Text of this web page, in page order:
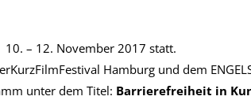
10. – 12. November 2017 statt.
Hamburg und dem
unter dem Titel: Barrierefreiheit in